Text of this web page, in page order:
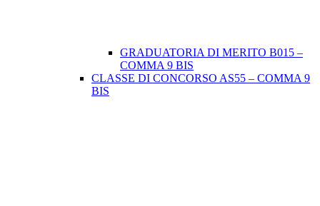
GRADUATORIA DI MERITO B015 –
COMMA 9 BIS
CLASSE DI CONCORSO AS55 – COMMA 9
BIS